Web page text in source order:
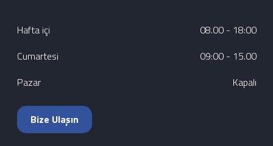
Hafta içi
08.00 - 18:00
Cumartesi
09:00 - 15.00
Pazar
Kapalı
Bize Ulaşın